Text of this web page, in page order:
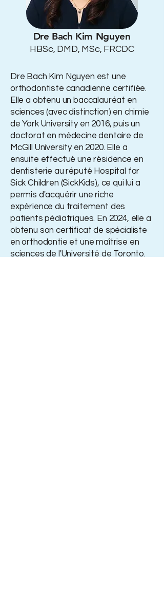
Dre Bach Kim Nguyen
HBSc, DMD, MSc, FRCDC
Dre Bach Kim Nguyen est une
orthodontiste canadienne certifiée.
Elle a obtenu un baccalauréat en
sciences (avec distinction) en chimie
de York University en 2016, puis un
doctorat en médecine dentaire de
McGill University en 2020. Elle a
ensuite effectué une résidence en
dentisterie au réputé Hospital for
Sick Children (SickKids), ce qui lui a
permis d'acquérir une riche
expérience du traitement des
patients pédiatriques. En 2024, elle a
obtenu son certificat de spécialiste
en orthodontie et une maîtrise en
sciences de l'Université de Toronto.